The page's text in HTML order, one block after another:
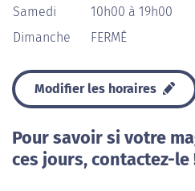
Samedi
10h00 à 19h00
Dimanche
FERMÉ
Modifier les horaires
Pour savoir si votre
ces jours, contactez-le